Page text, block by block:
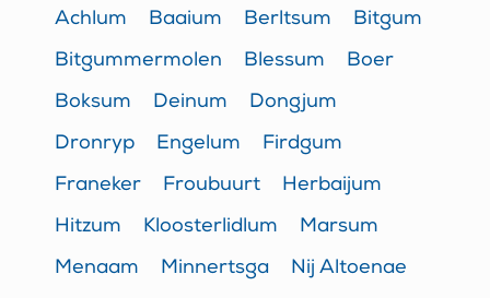
Achlum Baaium Berltsum Bitgum
Bitgummermolen Blessum Boer
Boksum Deinum Dongjum
Dronryp Engelum Firdgum
Franeker Froubuurt Herbaijum
Hitzum Kloosterlidlum Marsum
Menaam Minnertsga Nij Altoenae